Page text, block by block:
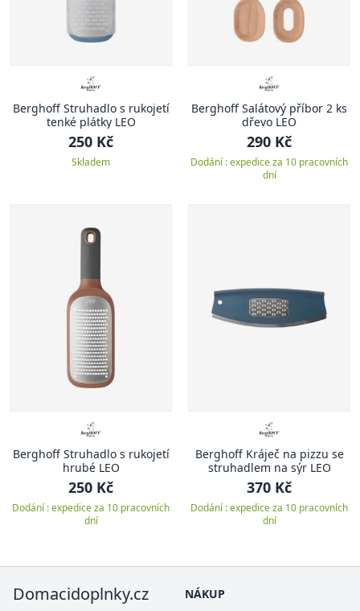
Berghoff Struhadlo s rukojetí
tenké plátky LEO
250 Kč
Skladem
Berghoff Salátový příbor 2 ks
dřevo LEO
290 Kč
Dodání : expedice za 10 pracovních
dní
Berghoff Struhadlo s rukojetí
hrubé LEO
250 Kč
Dodání : expedice za 10 pracovních
dní
Berghoff Kráječ na pizzu se
struhadlem na sýr LEO
370 Kč
Dodání : expedice za 10 pracovních
dní
Domacidoplnky.cz
NÁKUP